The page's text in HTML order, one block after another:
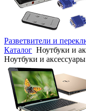
Разветвители и
Каталог Ноутбуки и
Ноутбуки и аксессуары